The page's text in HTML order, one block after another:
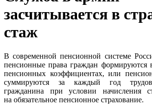
засчитывается в
стаж
В современной пенсионной системе
пенсионные права граждан формируются
пенсионных коэффициентах, или
суммируются за каждый год
гражданина при условии начисления
на обязательное пенсионное страхование.